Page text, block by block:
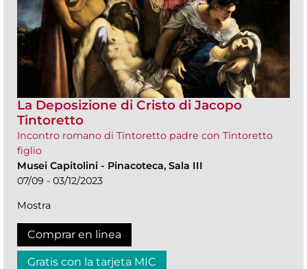
La Deposizione di Cristo di Jacopo
Tintoretto
Incontro romano di Tintoretto padre con Tintoretto
figlio
Musei Capitolini - Pinacoteca, Sala III
07/09 - 03/12/2023
Mostra
Comprar en linea
Gratis con la tarjeta MIC